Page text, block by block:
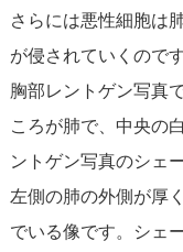
さらには悪性細胞は
が侵されていくのです
胸部レントゲン写真
ころが肺で、中央の
ントゲン写真のシェ
左側の肺の外側が厚
でいる像です。シェ